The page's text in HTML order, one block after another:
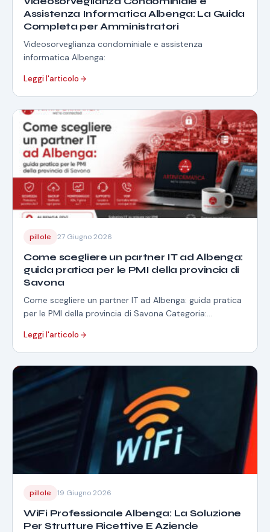
Assistenza Informatica Albenga: La Guida
Completa per Amministratori
Videosorveglianza condominiale e assistenza
informatica Albenga:
Leggi l'articolo
pillole 27 Giugno 2026
Come scegliere un partner IT ad Albenga:
guida pratica per le PMI della provincia di
Savona
Come scegliere un partner IT ad Albenga: guida pratica
per le PMI della provincia di Savona Categoria:
Leggi l'articolo
pillole 19 Giugno 2026
WiFi Professionale Albenga: La Soluzione
Per Strutture Ricettive E Aziende